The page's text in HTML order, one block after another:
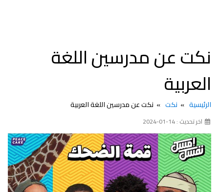
نكت عن مدرسين اللغة
العربية
الرئيسية نكت نكت عن مدرسين اللغة العربية
اخر تحديث : 14-01-2024